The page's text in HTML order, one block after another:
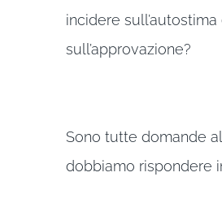
incidere sull’autostima
sull’approvazione?
Sono tutte domande
dobbiamo rispondere